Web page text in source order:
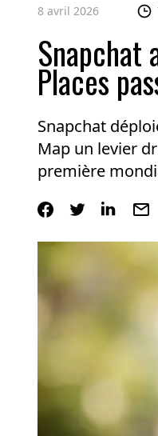
8 avril 2026
Snapchat
Places
Snapchat
Map un levier
première